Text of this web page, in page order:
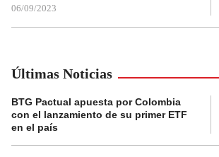
06/09/2023
Últimas Noticias
BTG Pactual apuesta por Colombia
con el lanzamiento de su primer ETF
en el país